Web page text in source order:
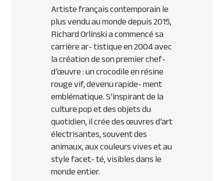
Artiste français contemporain le
plus vendu au monde depuis 2015,
Richard Orlinski a commencé sa
carrière ar- tistique en 2004 avec
la création de son premier chef-
d’œuvre : un crocodile en résine
rouge vif, devenu rapide- ment
emblématique. S’inspirant de la
culture pop et des objets du
quotidien, il crée des œuvres d’art
électrisantes, souvent des
animaux, aux couleurs vives et au
style facet- té, visibles dans le
monde entier.